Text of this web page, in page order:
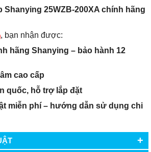
Shanying 25WZB-200XA chính hãng
, bạn nhận được:
hãng Shanying – bảo hành 12
cao cấp
quốc, hỗ trợ lắp đặt
miễn phí – hướng dẫn sử dụng chi
+